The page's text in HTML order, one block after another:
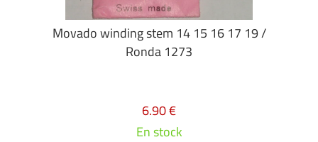
Movado winding stem 14 15 16 17 19 /
Ronda 1273
6.90 €
En stock